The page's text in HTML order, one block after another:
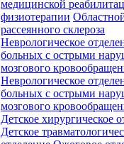
медицинской
физиотерапии
рассеянного склероза
Неврологическое
больных с острыми
мозгового
Неврологическое
больных с острыми
мозгового
Детское хирургическое
Детское